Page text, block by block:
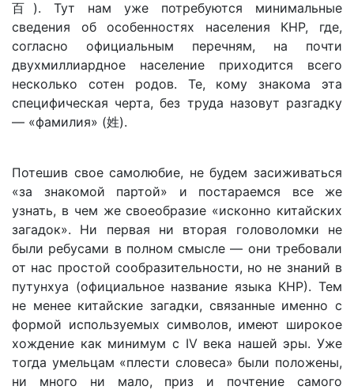
百). Тут нам уже потребуются минимальные
сведения об особенностях населения КНР, где,
согласно официальным перечням, на почти
двухмиллиардное население приходится всего
несколько сотен родов. Те, кому знакома эта
специфическая черта, без труда назовут разгадку
— «фамилия» (姓).
Потешив свое самолюбие, не будем засиживаться
«за знакомой партой» и постараемся все же
узнать, в чем же своеобразие «исконно китайских
загадок». Ни первая ни вторая головоломки не
были ребусами в полном смысле — они требовали
от нас простой сообразительности, но не знаний в
путунхуа (официальное название языка КНР). Тем
не менее китайские загадки, связанные именно с
формой используемых символов, имеют широкое
хождение как минимум с IV века нашей эры. Уже
тогда умельцам «плести словеса» были положены,
ни много ни мало, приз и почтение самого